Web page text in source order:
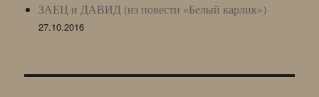
ЗАЕЦ и ДАВИД (из повести «Белый карлик»)
27.10.2016